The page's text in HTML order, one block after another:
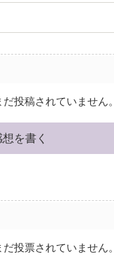
投稿されていません。
想を書く
投票されていません。